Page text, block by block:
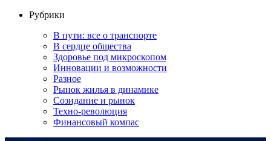
Рубрики
В пути: все о транспорте
В сердце общества
Здоровье под микроскопом
Инновации и возможности
Разное
Рынок жилья в динамике
Созидание и рынок
Техно-революция
Финансовый компас